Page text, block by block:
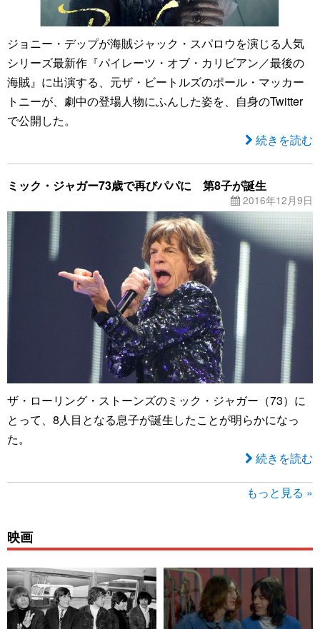
ジョニー・デップが海賊ジャック・スパロウを演じる人気
シリーズ最新作『パイレーツ・オブ・カリビアン／最後の
海賊』に出演する、元ザ・ビートルズのポール・マッカー
トニーが、劇中の登場人物にふんした姿を、自身のTwitter
で公開した。
続きを読む
ミック・ジャガー73歳で再びパパに 第8子が誕生
2016年12月9日
ザ・ローリング・ストーンズのミック・ジャガー（73）に
とって、8人目となる息子が誕生したことが明らかになっ
た。
続きを読む
もっと見る »
映画